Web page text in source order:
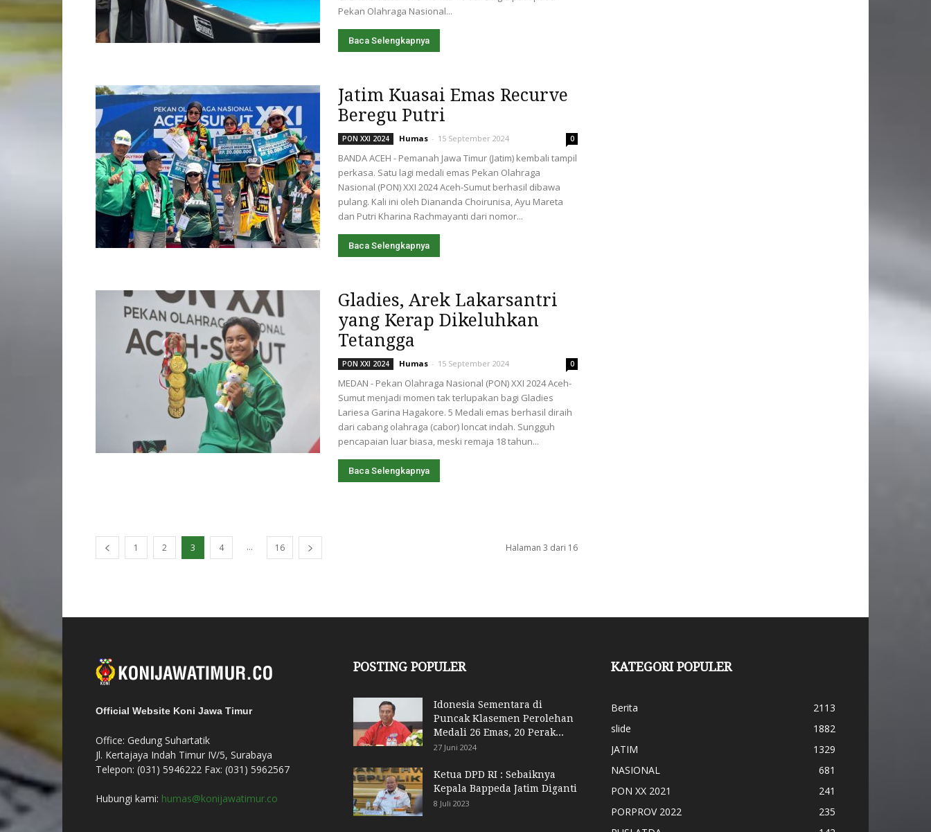
Pekan Olahraga Nasional...
Baca Selengkapnya
Jatim Kuasai Emas Recurve
Beregu Putri
PON XXI 2024 Humas - 15 September 2024 0
BANDA ACEH - Pemanah Jawa Timur (Jatim) kembali tampil
perkasa. Satu lagi medali emas Pekan Olahraga
Nasional (PON) XXI 2024 Aceh-Sumut berhasil dibawa
pulang. Kali ini oleh Diananda Choirunisa, Ayu Mareta
dan Putri Kharina Rachmayanti dari nomor...
Baca Selengkapnya
Gladies, Arek Lakarsantri
yang Kerap Dikeluhkan
Tetangga
PON XXI 2024 Humas - 15 September 2024 0
MEDAN - Pekan Olahraga Nasional (PON) XXI 2024 Aceh-
Sumut menjadi momen tak terlupakan bagi Gladies
Lariesa Garina Hagakore. 5 Medali emas berhasil diraih
dari cabang olahraga (cabor) loncat indah. Sungguh
pencapaian luar biasa, meski remaja 18 tahun...
Baca Selengkapnya
1 2 3 4 ... 16 Halaman 3 dari 16
Official Website Koni Jawa Timur
Office: Gedung Suhartatik
Jl. Kertajaya Indah Timur IV/5, Surabaya
Telepon: (031) 5946222 Fax: (031) 5962567
Hubungi kami: humas@konijawatimur.co
POSTING POPULER
Idonesia Sementara di
Puncak Klasemen Perolehan
Medali 26 Emas, 20 Perak...
27 Juni 2024
Ketua DPD RI : Sebaiknya
Kepala Bappeda Jatim Diganti
8 Juli 2023
KATEGORI POPULER
Berita
2113
slide
1882
JATIM
1329
NASIONAL
681
PON XX 2021
241
PORPROV 2022
235